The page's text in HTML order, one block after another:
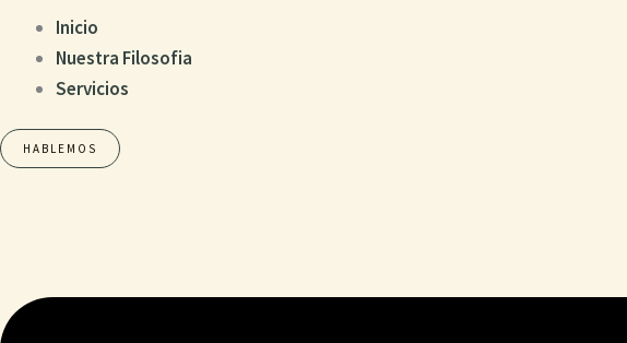
Inicio
Nuestra Filosofia
Servicios
HABLEMOS